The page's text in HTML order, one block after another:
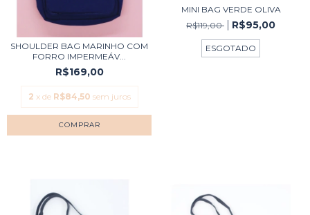
SHOULDER BAG MARINHO COM
FORRO IMPERMEÁV...
R$169,00
2 x de R$84,50 sem juros
MINI BAG VERDE OLIVA
R$119,00
R$95,00
ESGOTADO